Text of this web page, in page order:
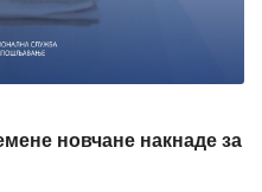
новчане накнаде за